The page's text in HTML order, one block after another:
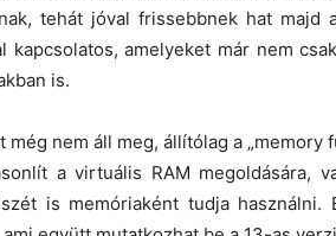
tehát jóval frissebbnek hat
kapcsolatos, amelyeket már nem
is.
még nem áll meg, állítólag a
a virtuális RAM megoldására,
is memóriaként tudja